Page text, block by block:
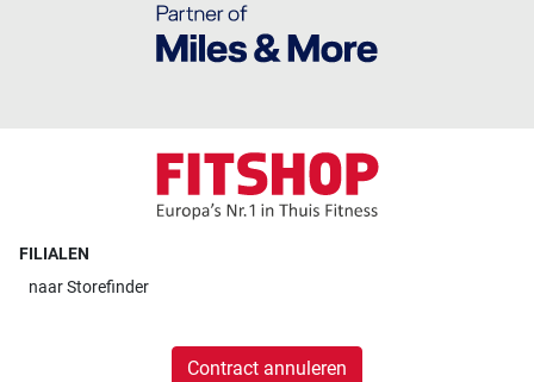
FILIALEN
naarStorefinder
Contract annuleren